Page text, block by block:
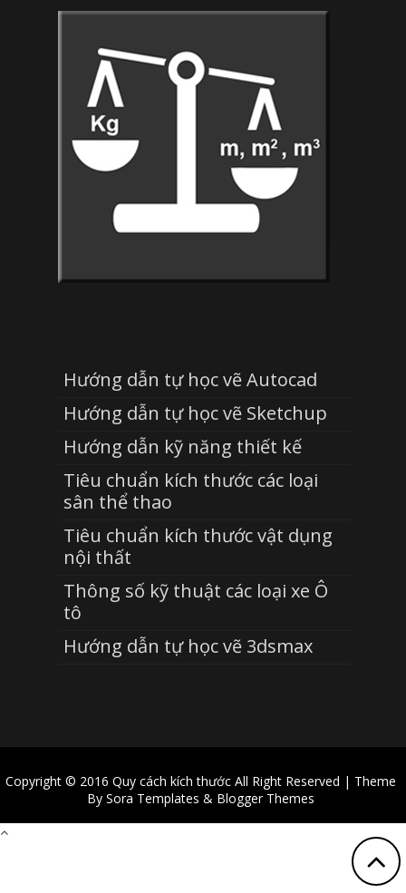
Hướng dẫn tự học vẽ Autocad
Hướng dẫn tự học vẽ Sketchup
Hướng dẫn kỹ năng thiết kế
Tiêu chuẩn kích thước các loại
sân thể thao
Tiêu chuẩn kích thước vật dụng
nội thất
Thông số kỹ thuật các loại xe Ô
tô
Hướng dẫn tự học vẽ 3dsmax
Copyright © 2016 Quy cách kích thướcAll Right Reserved | Theme
By Sora Templates & Blogger Themes